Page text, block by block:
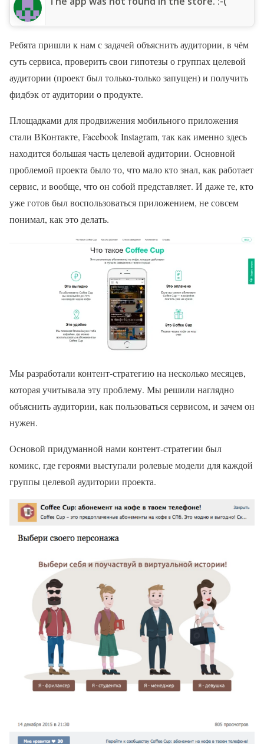
Ребята пришли к нам с задачей объяснить аудитории, в чём
суть сервиса, проверить свои гипотезы о группах целевой
аудитории (проект был только-только запущен) и получить
фидбэк от аудитории о продукте.
Площадками для продвижения мобильного приложения
стали ВКонтакте, Facebook Instagram, так как именно здесь
находится большая часть целевой аудитории. Основной
проблемой проекта было то, что мало кто знал, как работает
сервис, и вообще, что он собой представляет. И даже те, кто
уже готов был воспользоваться приложением, не совсем
понимал, как это делать.
Мы разработали контент-стратегию на несколько месяцев,
которая учитывала эту проблему. Мы решили наглядно
объяснить аудитории, как пользоваться сервисом, и зачем он
нужен.
Основой придуманной нами контент-стратегии был
комикс, где героями выступали ролевые модели для каждой
группы целевой аудитории проекта.